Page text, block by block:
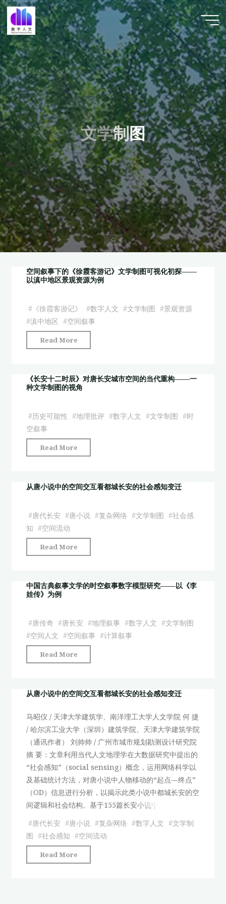
跳
内
容
数字人
文 |
DHCN
文文学制图
首
页
空间叙事下的《徐霞客游记》文学制图可视化初探——
以滇中地区景观资源为例
#《徐霞客游记》 #数字人文 #文学制图 #景观资源
#滇中地区 #空间叙事
Read More
间
事
下
《徐
客
学
图
视
化
——
中
地
资
为
例"
《长安十二时辰》对唐长安城市空间的当代重构——一
种文学制图的视角
#历史可能性 #地理批评 #数字人文 #文学制图 #时
空叙事
Read More
安
二
市
的
当
代
重
一
种
学
制
从唐小说中的空间交互看都城长安的社会感知变迁
#唐代长安 #唐小说 #复杂网络 #文学制图 #社会感
知 #空间流动
Read More
唐
说
空
间
交
城
安
的
社
会
感
知
变
迁"
中国古典叙事文学的时空叙事数字模型研究——以《李
娃传》为例
#唐传奇 #唐长安 #地理叙事 #数字人文 #文学制图
#空间人文 #空间叙事 #计算叙事
Read More
国
典
事
文
学
的
时
空
叙
事
字
从唐小说中的空间交互看都城长安的社会感知变迁
马昭仪 / 天津大学建筑学、南洋理工大学人文学院 何 捷
/ 哈尔滨工业大学（深圳）建筑学院、天津大学建筑学院
（通讯作者） 刘帅帅 / 广州市城市规划勘测设计研究院
摘 要：文章利用当代人文地理学在大数据研究中提出的
“社会感知”（social sensing）概念，运用网络科学以
及基础统计方法，对唐小说中人物移动的“起点—终点”
（OD）信息进行分析，以揭示此类小说中都城长安的空
间逻辑和社会结构。基于155篇长安小说中
#唐代长安 #唐小说 #复杂网络 #数字人文 #文学制
图 #社会感知 #空间流动
Read More
唐